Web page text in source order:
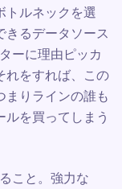
トルネックを選
きるデータソース
ーに理由ピッカ
れをすれば、この
まりラインの誰も
を買ってしまう
こと。強力な